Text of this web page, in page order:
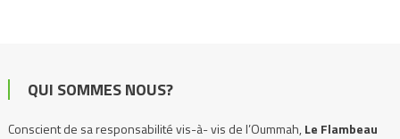
QUI SOMMES NOUS?
Conscient de sa responsabilité vis-à- vis de l’Oummah,Le Flambeau